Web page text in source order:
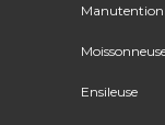
Manutention
Ensileuse